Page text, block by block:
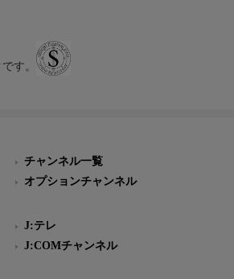
す。
チャンネル一覧
オプションチャンネル
J:テレ
J:COMチャンネル